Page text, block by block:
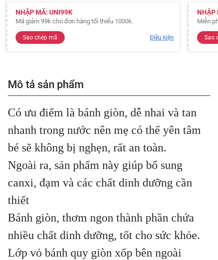
NHẬP MÃ: UNI99K
Mã giảm 99k cho đơn hàng tối thiểu 1000k.
Sao chép mã Điều kiện
NHẬP
Miễn
Sao
Mô tả sản phẩm
Có ưu điểm là bánh giòn, dễ nhai và tan
nhanh trong nước nên mẹ có thể yên tâm
bé sẽ không bị nghẹn, rất an toàn.
Ngoài ra, sản phẩm này giúp bổ sung
canxi, đạm và các chất dinh dưỡng cần
thiết
Bánh giòn, thơm ngon thành phần chứa
nhiều chất dinh dưỡng, tốt cho sức khỏe.
Lớp vỏ bánh quy giòn xốp bên ngoài